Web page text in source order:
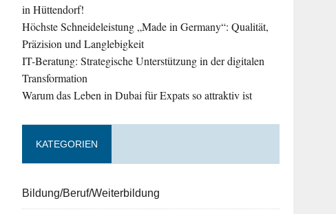
in Hüttendorf!
Höchste Schneideleistung „Made in Germany“: Qualität,
Präzision und Langlebigkeit
IT-Beratung: Strategische Unterstützung in der digitalen
Transformation
Warum das Leben in Dubai für Expats so attraktiv ist
KATEGORIEN
Bildung/Beruf/Weiterbildung